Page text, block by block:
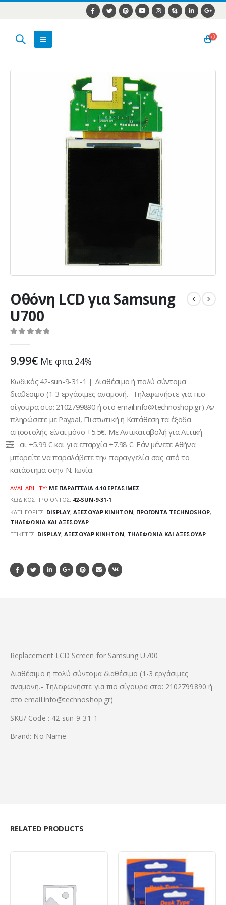
Οθόνη LCD για Samsung
U700
9.99€ Με φπα 24%
Κωδικός:42-sun-9-31-1 | Διαθέσιμο ή πολύ σύντομα
διαθέσιμο (1-3 εργάσιμες αναμονή.- Τηλεφωνήστε για πιο
σίγουρα στο: 2102799890 ή στο email:info@technoshop.gr) Αν
πληρώσετε με Paypal, Πιστωτική ή Κατάθεση τα έξοδα
αποστολής είναι μόνο +5.5€. Με Αντικαταβολή για Αττική
είναι +5.99 € και για επαρχία +7.98 €. Εάν μένετε Αθήνα
μπορείτε να παραλάβετε την παραγγελία σας από το
κατάστημα στην Ν. Ιωνία.
AVAILABILITY: ΜΕ ΠΑΡΑΓΓΕΛΊΑ 4-10 ΕΡΓΆΣΙΜΕΣ
ΚΩΔΙΚΌΣ ΠΡΟΪΌΝΤΟΣ: 42-SUN-9-31-1
ΚΑΤΗΓΟΡΊΕΣ: DISPLAY, ΑΞΕΣΟΥΆΡ ΚΙΝΗΤΏΝ, ΠΡΟΪΌΝΤΑ TECHNOSHOP,
ΤΗΛΕΦΩΝΊΑ ΚΑΙ ΑΞΕΣΟΥΆΡ
ΕΤΙΚΈΤΕΣ: DISPLAY, ΑΞΕΣΟΥΆΡ ΚΙΝΗΤΏΝ, ΤΗΛΕΦΩΝΊΑ ΚΑΙ ΑΞΕΣΟΥΆΡ
Replacement LCD Screen for Samsung U700
Διαθέσιμο ή πολύ σύντομα διαθέσιμο (1-3 εργάσιμες
αναμονή.- Τηλεφωνήστε για πιο σίγουρα στο: 2102799890 ή
στο email:info@technoshop.gr)
SKU/ Code : 42-sun-9-31-1
Brand: No Name
RELATED PRODUCTS